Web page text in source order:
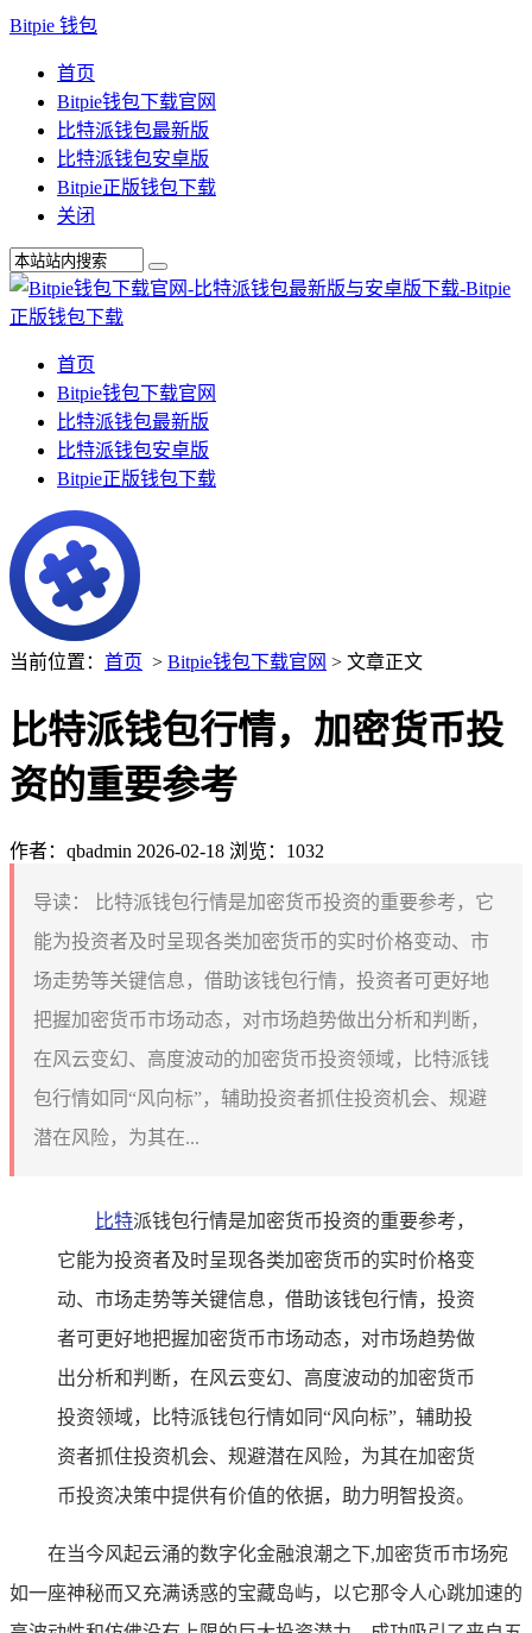
Bitpie 钱包
首页
Bitpie钱包下载官网
比特派钱包最新版
比特派钱包安卓版
Bitpie正版钱包下载
关闭
首页
Bitpie钱包下载官网
比特派钱包最新版
比特派钱包安卓版
Bitpie正版钱包下载
当前位置： 首页 > Bitpie钱包下载官网 > 文章正文
比特派钱包行情，加密货币投
资的重要参考
作者：qbadmin 2026-02-18 浏览：1032
导读：
比特派钱包行情是加密货币投资的重要参考，它
能为投资者及时呈现各类加密货币的实时价格变动、市
场走势等关键信息，借助该钱包行情，投资者可更好地
把握加密货币市场动态，对市场趋势做出分析和判断，
在风云变幻、高度波动的加密货币投资领域，比特派钱
包行情如同“风向标”，辅助投资者抓住投资机会、规避
潜在风险，为其在...
比特派钱包行情是加密货币投资的重要参考，
它能为投资者及时呈现各类加密货币的实时价格变
动、市场走势等关键信息，借助该钱包行情，投资
者可更好地把握加密货币市场动态，对市场趋势做
出分析和判断，在风云变幻、高度波动的加密货币
投资领域，比特派钱包行情如同“风向标”，辅助投
资者抓住投资机会、规避潜在风险，为其在加密货
币投资决策中提供有价值的依据，助力明智投资。
在当今风起云涌的数字化金融浪潮之下,加密货币市场宛
如一座神秘而又充满诱惑的宝藏岛屿，以它那令人心跳加速的